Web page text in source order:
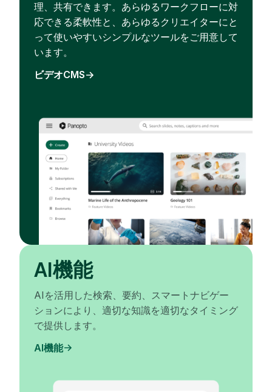
理、共有できます。あらゆるワークフローに対
応できる柔軟性と、あらゆるクリエイターにと
って使いやすいシンプルなツールをご用意して
います。
ビデオCMS
AI機能
AIを活用した検索、要約、スマートナビゲー
ションにより、適切な知識を適切なタイミング
で提供します。
AI機能